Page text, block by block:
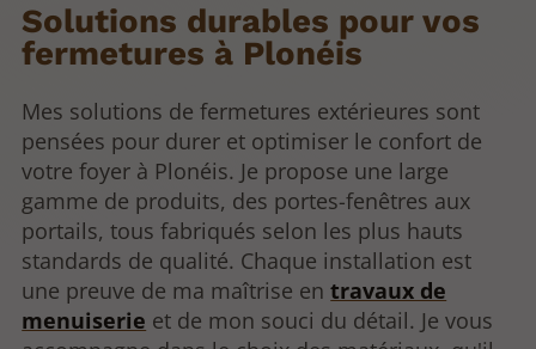
Solutions durables pour vos
fermetures à Plonéis
Mes solutions de fermetures extérieures sont
pensées pour durer et optimiser le confort de
votre foyer à Plonéis. Je propose une large
gamme de produits, des portes-fenêtres aux
portails, tous fabriqués selon les plus hauts
standards de qualité. Chaque installation est
une preuve de ma maîtrise entravaux de
menuiserie et de mon souci du détail. Je vous